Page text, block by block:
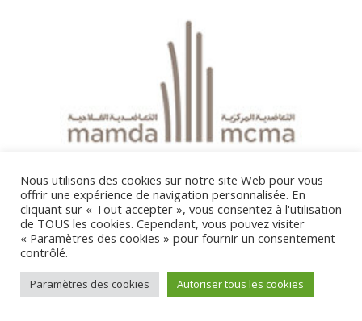
Nous utilisons des cookies sur notre site Web pour vous
offrir une expérience de navigation personnalisée. En
cliquant sur « Tout accepter », vous consentez à l'utilisation
de TOUS les cookies. Cependant, vous pouvez visiter
« Paramètres des cookies » pour fournir un consentement
contrôlé.
Paramètres des cookies Autoriser tous les cookies